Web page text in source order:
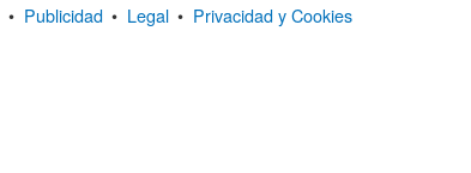
• Publicidad • Legal • Privacidad y Cookies